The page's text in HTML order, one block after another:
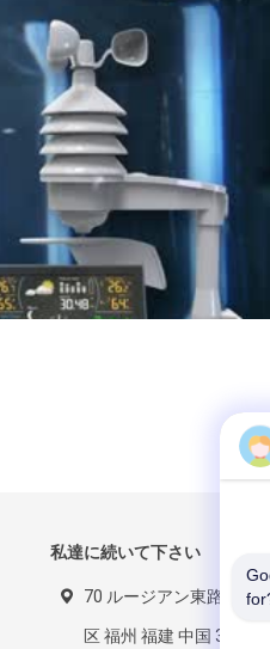
私達に続いて下さい
70 ルージアン東路 マウ
区 福州 福建 中国 350015